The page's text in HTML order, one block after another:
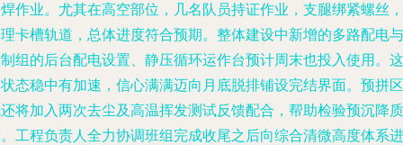
作业。尤其在高空部位，几名队员持证作业，支腿绑紧螺丝，
卡槽轨道，总体进度符合预期。整体建设中新增的多路配电与
组的后台配电设置、静压循环运作台预计周末也投入使用。这
态稳中有加速，信心满满迈向月底脱排铺设完结界面。预拼区
将加入两次去尘及高温挥发测试反馈配合，帮助检验预沉降质
工程负责人全力协调班组完成收尾之后向综合清微高度体系进